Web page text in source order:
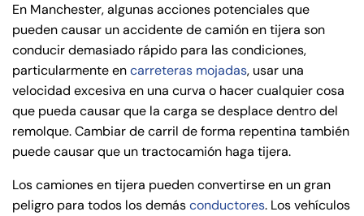
En Manchester, algunas acciones potenciales que
pueden causar un accidente de camión en tijera son
conducir demasiado rápido para las condiciones,
particularmente encarreteras mojadas, usar una
velocidad excesiva en una curva o hacer cualquier cosa
que pueda causar que la carga se desplace dentro del
remolque. Cambiar de carril de forma repentina también
puede causar que un tractocamión haga tijera.
Los camiones en tijera pueden convertirse en un gran
peligro para todos los demásconductores. Los vehículos